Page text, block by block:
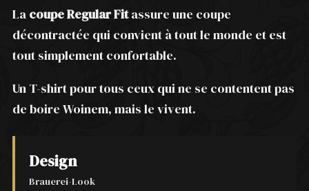
La coupe Regular Fitassure une coupe
décontractée qui convient à tout le monde et est
tout simplement confortable.
Un T-shirt pour tous ceux qui ne se contentent pas
de boire Woinem, mais le vivent.
Design
Brauerei-Look